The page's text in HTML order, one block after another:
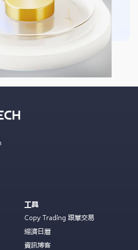
工具
Copy Trading 跟單交易
經濟日曆
資訊博客